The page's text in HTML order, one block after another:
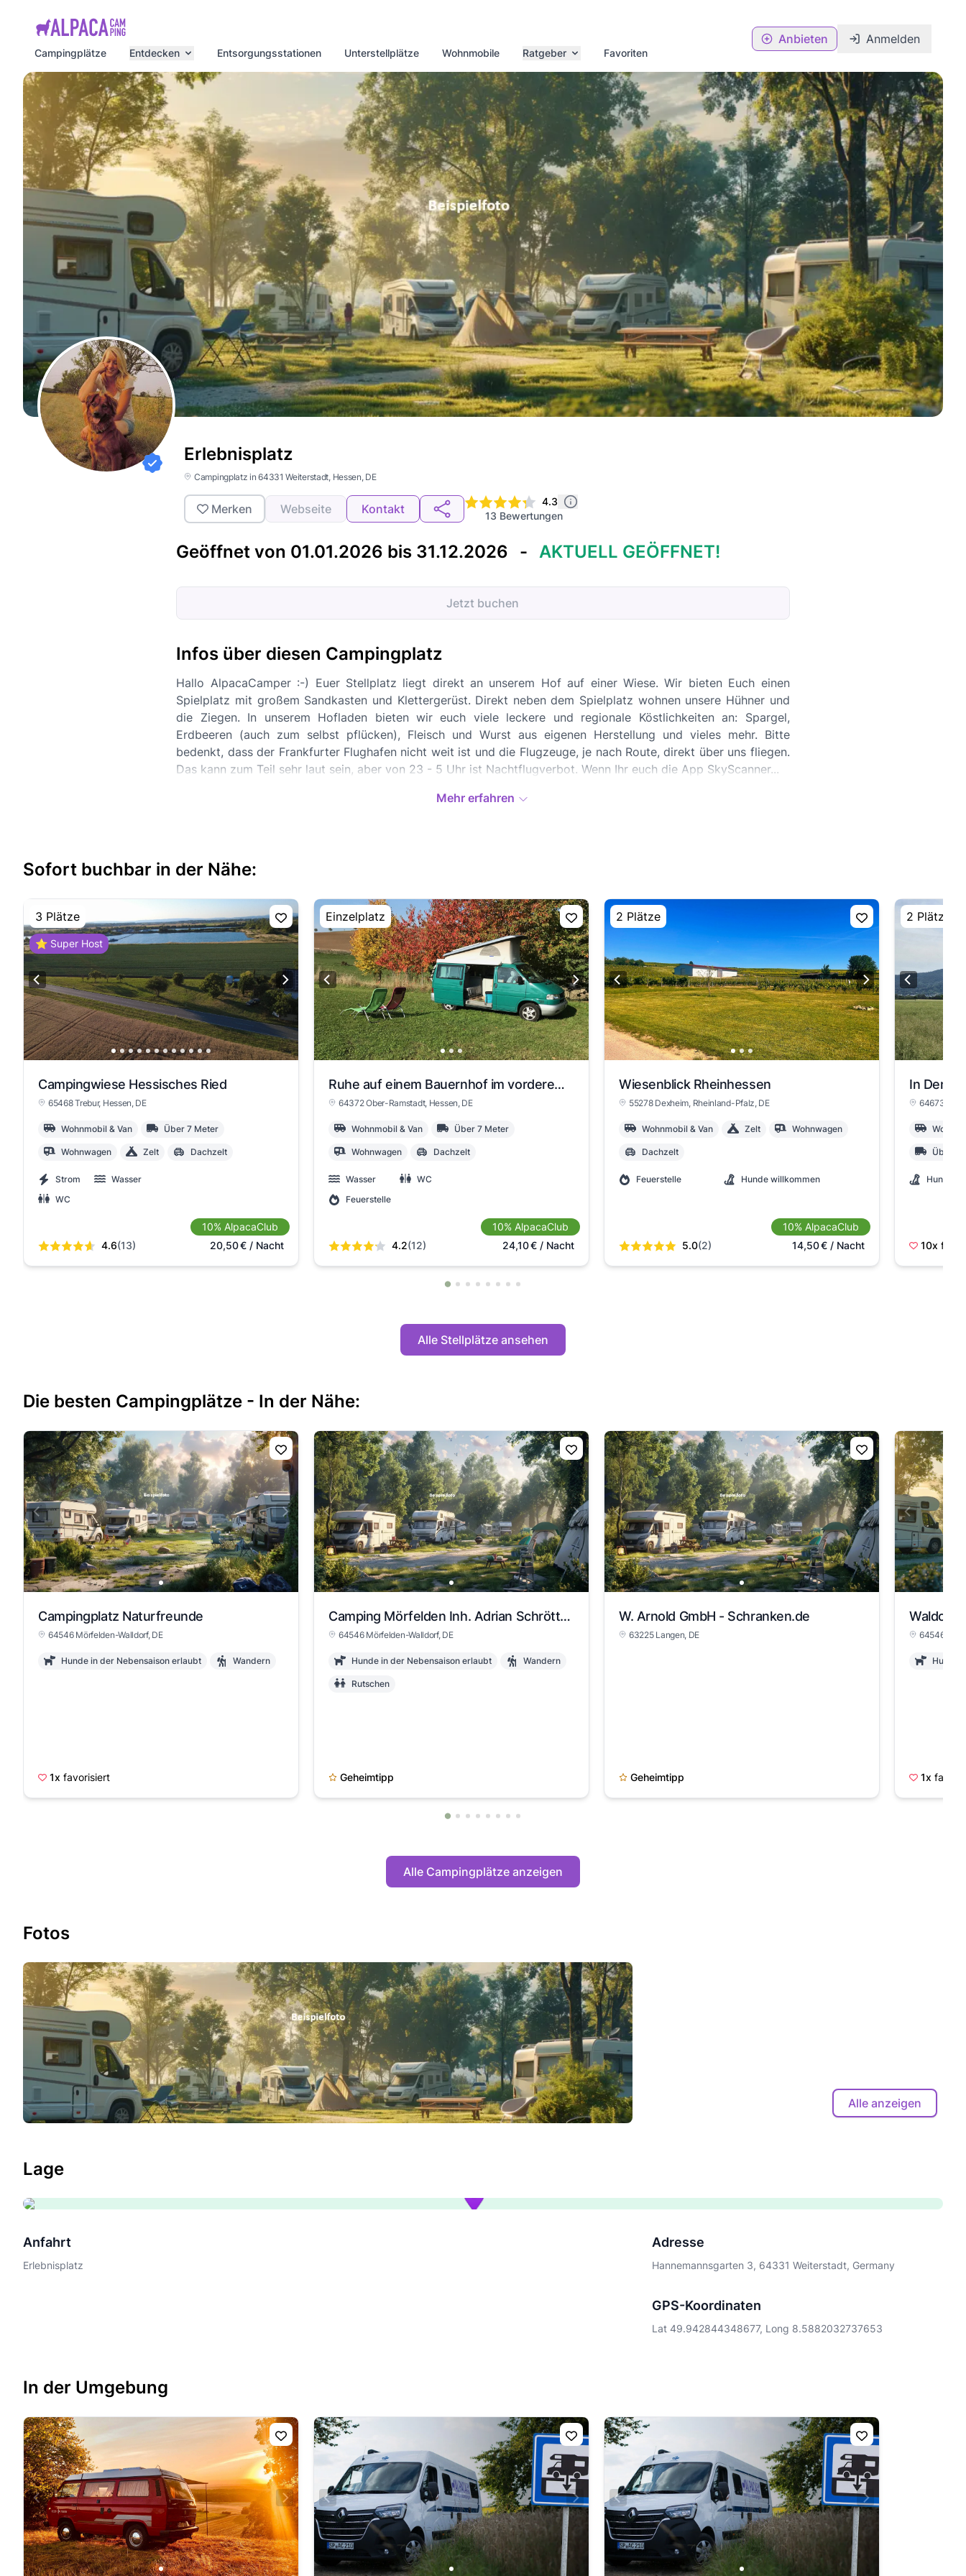
Campingplätze
Entdecken Entsorgungsstationen Unterstellplätze Wohnmobile Ratgeber Favoriten
Anbieten Anmelden
Erlebnisplatz
Campingplatz in 64331 Weiterstadt, Hessen, DE
Merken Webseite Kontakt
4.3
13 Bewertungen
Geöffnet von 01.01.2026 bis 31.12.2026 - AKTUELL GEÖFFNET!
Jetzt buchen
Infos über diesen Campingplatz
Hallo AlpacaCamper :-) Euer Stellplatz liegt direkt an unserem Hof auf einer Wiese. Wir bieten Euch einen
Spielplatz mit großem Sandkasten und Klettergerüst. Direkt neben dem Spielplatz wohnen unsere Hühner und
die Ziegen. In unserem Hofladen bieten wir euch viele leckere und regionale Köstlichkeiten an: Spargel,
Erdbeeren (auch zum selbst pflücken), Fleisch und Wurst aus eigenen Herstellung und vieles mehr. Bitte
bedenkt, dass der Frankfurter Flughafen nicht weit ist und die Flugzeuge, je nach Route, direkt über uns fliegen.
Das kann zum Teil sehr laut sein, aber von 23 - 5 Uhr ist Nachtflugverbot. Wenn Ihr euch die App SkyScanner...
Mehr erfahren
Sofort buchbar in der Nähe:
3 Plätze
⭐ Super Host
Campingwiese Hessisches Ried
65468 Trebur, Hessen, DE
Wohnmobil & Van Über 7 Meter
Wohnwagen Zelt Dachzelt
Strom
Wasser
WC
4.6(13)
10% AlpacaClub
20,50€ / Nacht
Einzelplatz
Ruhe auf einem Bauernhof im vorderen Odenwald geniessen
64372 Ober-Ramstadt, Hessen, DE
Wohnmobil & Van Über 7 Meter
Wohnwagen Dachzelt
Wasser
WC
Feuerstelle
4.2(12)
10% AlpacaClub
24,10€ / Nacht
2 Plätze
Wiesenblick Rheinhessen
55278 Dexheim, Rheinland-Pfalz, DE
Wohnmobil & Van Zelt Wohnwagen
Dachzelt
Feuerstelle Hunde willkommen
5.0(2)
10% AlpacaClub
14,50€ / Nacht
2 Plätze
In Den
64673
Über 7
Hunde
10x
Alle Stellplätze ansehen
Die besten Campingplätze - In der Nähe:
Campingplatz Naturfreunde
64546 Mörfelden-Walldorf, DE
Hunde in der Nebensaison erlaubt Wandern
1x favorisiert
Camping Mörfelden Inh. Adrian Schrötter
64546 Mörfelden-Walldorf, DE
Hunde in der Nebensaison erlaubt Wandern
Rutschen
Geheimtipp
W. Arnold GmbH - Schranken.de
63225 Langen, DE
Geheimtipp
64546
Hunde
1x
Alle Campingplätze anzeigen
Fotos
Alle anzeigen
Lage
Anfahrt
Erlebnisplatz
Adresse
Hannemannsgarten 3, 64331 Weiterstadt, Germany
GPS-Koordinaten
Lat 49.942844348677, Long 8.5882032737653
In der Umgebung